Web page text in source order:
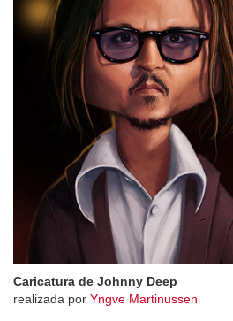
Caricatura de Johnny Deep
realizada por Yngve Martinussen